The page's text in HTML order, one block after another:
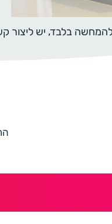
להמחשה בלבד, יש